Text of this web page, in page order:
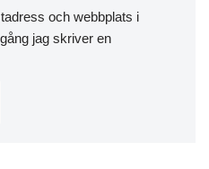
och webbplats i
jag skriver en